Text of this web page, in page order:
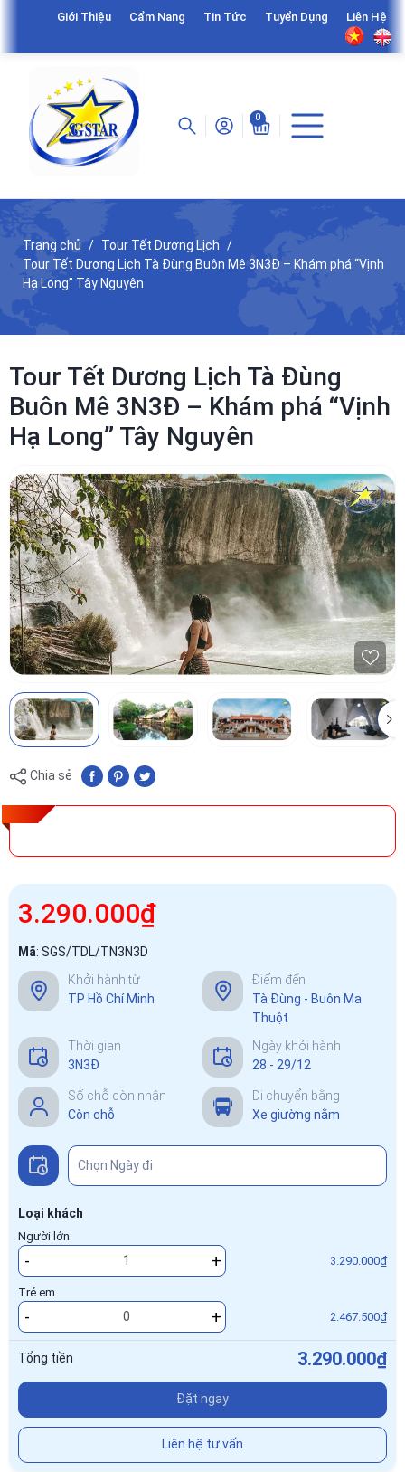
Giới Thiệu Cẩm Nang Tin Tức Tuyển Dụng Liên Hệ
0
Trang chủ
Tour Tết Dương Lịch
Tour Tết Dương Lịch Tà Đùng Buôn Mê 3N3Đ – Khám phá “Vịnh
Hạ Long” Tây Nguyên
Tour Tết Dương Lịch Tà Đùng
Buôn Mê 3N3Đ – Khám phá “Vịnh
Hạ Long” Tây Nguyên
Chia sẻ
3.290.000₫
Mã: SGS/TDL/TN3N3D
Khởi hành từ
TP Hồ Chí Minh
Điểm đến
Tà Đùng - Buôn Ma
Thuột
Thời gian
3N3Đ
Ngày khởi hành
28 - 29/12
Số chỗ còn nhận
Còn chỗ
Di chuyển bằng
Xe giường nằm
Loại khách
Người lớn
- + 3.290.000₫
Trẻ em
- + 2.467.500₫
Tổng tiền 3.290.000₫
Đặt ngay
Liên hệ tư vấn